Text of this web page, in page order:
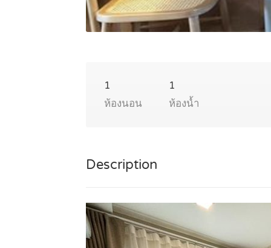
1
ห้องนอน
1
ห้องน้ำ
Description